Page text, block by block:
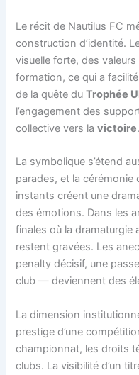
Le récit de Nautilus FC
construction d’identité.
visuelle forte, des
formation, ce qui a
de la quête duTrophée
l’engagement des
collective vers lavictoire.
La symbolique s’étend
parades, et la cérémonie
instants créent une
des émotions. Dans les
finales où la dramaturgie
restent gravées. Les
penalty décisif, une
club — deviennent des
La dimension
prestige d’une
championnat, les droits
clubs. La visibilité d’un